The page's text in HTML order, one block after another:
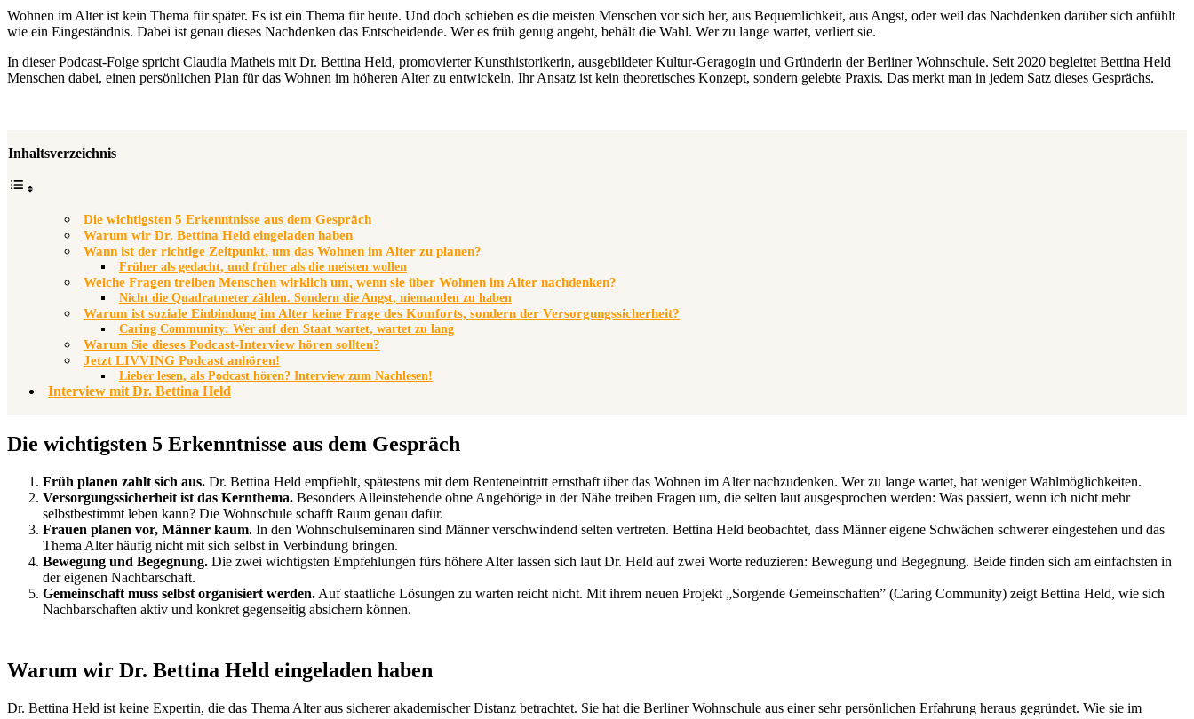
Wohnen im Alter ist kein Thema für später. Es ist ein Thema für heute. Und doch schieben es die meisten Menschen vor sich her, aus Bequemlichkeit, aus Angst, oder weil das Nachdenken darüber sich anfühlt
wie ein Eingeständnis. Dabei ist genau dieses Nachdenken das Entscheidende. Wer es früh genug angeht, behält die Wahl. Wer zu lange wartet, verliert sie.
In dieser Podcast-Folge spricht Claudia Matheis mit Dr. Bettina Held, promovierter Kunsthistorikerin, ausgebildeter Kultur-Geragogin und Gründerin der Berliner Wohnschule. Seit 2020 begleitet Bettina Held
Menschen dabei, einen persönlichen Plan für das Wohnen im höheren Alter zu entwickeln. Ihr Ansatz ist kein theoretisches Konzept, sondern gelebte Praxis. Das merkt man in jedem Satz dieses Gesprächs.
Inhaltsverzeichnis
Die wichtigsten 5 Erkenntnisse aus dem Gespräch
Warum wir Dr. Bettina Held eingeladen haben
Wann ist der richtige Zeitpunkt, um das Wohnen im Alter zu planen?
Früher als gedacht, und früher als die meisten wollen
Welche Fragen treiben Menschen wirklich um, wenn sie über Wohnen im Alter nachdenken?
Nicht die Quadratmeter zählen. Sondern die Angst, niemanden zu haben
Warum ist soziale Einbindung im Alter keine Frage des Komforts, sondern der Versorgungssicherheit?
Caring Community: Wer auf den Staat wartet, wartet zu lang
Warum Sie dieses Podcast-Interview hören sollten?
Jetzt LIVVING Podcast anhören!
Lieber lesen, als Podcast hören? Interview zum Nachlesen!
Interview mit Dr. Bettina Held
Die wichtigsten 5 Erkenntnisse aus dem Gespräch
Früh planen zahlt sich aus. Dr. Bettina Held empfiehlt, spätestens mit dem Renteneintritt ernsthaft über das Wohnen im Alter nachzudenken. Wer zu lange wartet, hat weniger Wahlmöglichkeiten.
Versorgungssicherheit ist das Kernthema. Besonders Alleinstehende ohne Angehörige in der Nähe treiben Fragen um, die selten laut ausgesprochen werden: Was passiert, wenn ich nicht mehr
selbstbestimmt leben kann? Die Wohnschule schafft Raum genau dafür.
Frauen planen vor, Männer kaum. In den Wohnschulseminaren sind Männer verschwindend selten vertreten. Bettina Held beobachtet, dass Männer eigene Schwächen schwerer eingestehen und das
Thema Alter häufig nicht mit sich selbst in Verbindung bringen.
Bewegung und Begegnung. Die zwei wichtigsten Empfehlungen fürs höhere Alter lassen sich laut Dr. Held auf zwei Worte reduzieren: Bewegung und Begegnung. Beide finden sich am einfachsten in
der eigenen Nachbarschaft.
Gemeinschaft muss selbst organisiert werden. Auf staatliche Lösungen zu warten reicht nicht. Mit ihrem neuen Projekt „Sorgende Gemeinschaften” (Caring Community) zeigt Bettina Held, wie sich
Nachbarschaften aktiv und konkret gegenseitig absichern können.
Warum wir Dr. Bettina Held eingeladen haben
Dr. Bettina Held ist keine Expertin, die das Thema Alter aus sicherer akademischer Distanz betrachtet. Sie hat die Berliner Wohnschule aus einer sehr persönlichen Erfahrung heraus gegründet. Wie sie im